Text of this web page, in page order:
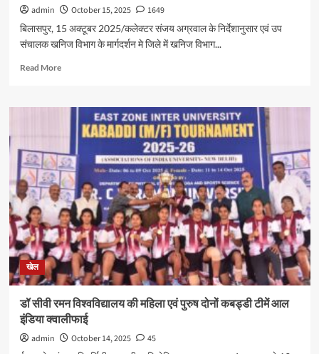
admin October 15, 2025
1649
बिलासपुर, 15 अक्टूबर 2025/कलेक्टर संजय अग्रवाल के निर्देशानुसार एवं उप
संचालक खनिज विभाग के मार्गदर्शन मे जिले में खनिज विभाग...
Read MoreRead
खनिजो
परिवहन
करते
11
वाहन
जप्त
खेल
डॉ सीवी रमन विश्वविद्यालय की महिला एवं पुरुष दोनों कबड्डी टीमें आल
इंडिया क्वालीफाई
admin October 14, 2025
45